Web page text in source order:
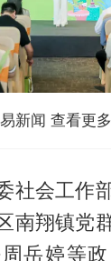
新闻 查看更
社会工作
南翔镇党
岳婷等